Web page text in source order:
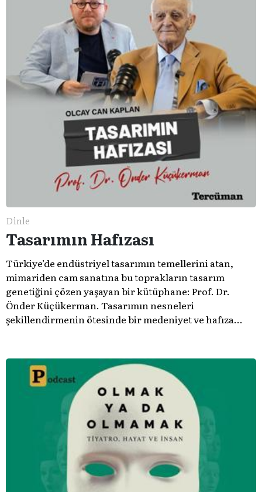
Dinle
Tasarımın Hafızası
Türkiye’de endüstriyel tasarımın temellerini atan,
mimariden cam sanatına bu toprakların tasarım
genetiğini çözen yaşayan bir kütüphane: Prof. Dr.
Önder Küçükerman. ​Tasarımın nesneleri
şekillendirmenin ötesinde bir medeniyet ve hafıza